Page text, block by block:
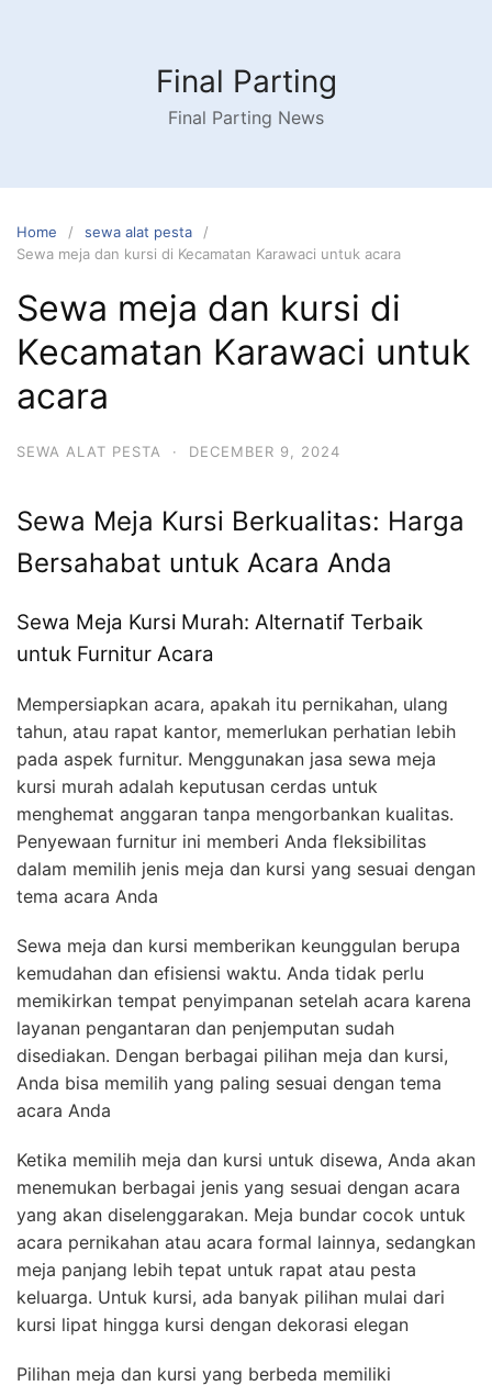
Final Parting
Final Parting News
Home
sewa alat pesta
Sewa meja dan kursi di Kecamatan Karawaci untuk acara
Sewa meja dan kursi di
Kecamatan Karawaci untuk
acara
SEWA ALAT PESTA · DECEMBER 9, 2024
Sewa Meja Kursi Berkualitas: Harga
Bersahabat untuk Acara Anda
Sewa Meja Kursi Murah: Alternatif Terbaik
untuk Furnitur Acara
Mempersiapkan acara, apakah itu pernikahan, ulang
tahun, atau rapat kantor, memerlukan perhatian lebih
pada aspek furnitur. Menggunakan jasa sewa meja
kursi murah adalah keputusan cerdas untuk
menghemat anggaran tanpa mengorbankan kualitas.
Penyewaan furnitur ini memberi Anda fleksibilitas
dalam memilih jenis meja dan kursi yang sesuai dengan
tema acara Anda
Sewa meja dan kursi memberikan keunggulan berupa
kemudahan dan efisiensi waktu. Anda tidak perlu
memikirkan tempat penyimpanan setelah acara karena
layanan pengantaran dan penjemputan sudah
disediakan. Dengan berbagai pilihan meja dan kursi,
Anda bisa memilih yang paling sesuai dengan tema
acara Anda
Ketika memilih meja dan kursi untuk disewa, Anda akan
menemukan berbagai jenis yang sesuai dengan acara
yang akan diselenggarakan. Meja bundar cocok untuk
acara pernikahan atau acara formal lainnya, sedangkan
meja panjang lebih tepat untuk rapat atau pesta
keluarga. Untuk kursi, ada banyak pilihan mulai dari
kursi lipat hingga kursi dengan dekorasi elegan
Pilihan meja dan kursi yang berbeda memiliki